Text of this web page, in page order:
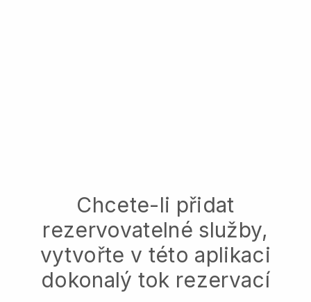
Chcete-li přidat
rezervovatelné služby,
vytvořte v této aplikaci
dokonalý tok rezervací